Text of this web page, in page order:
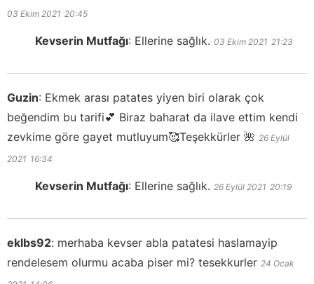
03 Ekim 2021 20:45
Kevserin Mutfağı: Ellerine sağlık. 03 Ekim 2021 21:23
Guzin: Ekmek arası patates yiyen biri olarak çok
beğendim bu tarifi💕 Biraz baharat da ilave ettim kendi
zevkime göre gayet mutluyum🥰Teşekkürler 🌺 26 Eylül
2021 16:34
Kevserin Mutfağı: Ellerine sağlık. 26 Eylül 2021 20:19
eklbs92: merhaba kevser abla patatesi haslamayip
rendelesem olurmu acaba piser mi? tesekkurler 24 Ocak